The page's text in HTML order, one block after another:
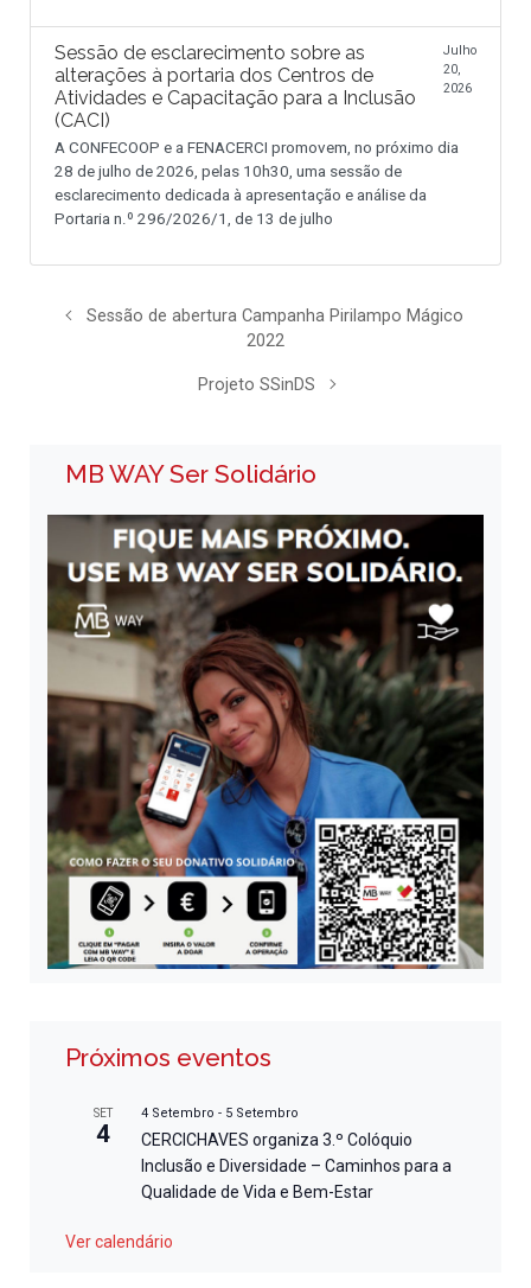
Sessão de esclarecimento sobre as
alterações à portaria dos Centros de
Atividades e Capacitação para a Inclusão
(CACI)
Julho
20,
2026
A CONFECOOP e a FENACERCI promovem, no próximo dia
28 de julho de 2026, pelas 10h30, uma sessão de
esclarecimento dedicada à apresentação e análise da
Portaria n.º 296/2026/1, de 13 de julho
Sessão de abertura Campanha Pirilampo Mágico
2022
Projeto SSinDS
MB WAY Ser Solidário
Próximos eventos
SET
4
4 Setembro - 5 Setembro
CERCICHAVES organiza 3.º Colóquio
Inclusão e Diversidade – Caminhos para a
Qualidade de Vida e Bem-Estar
Ver calendário